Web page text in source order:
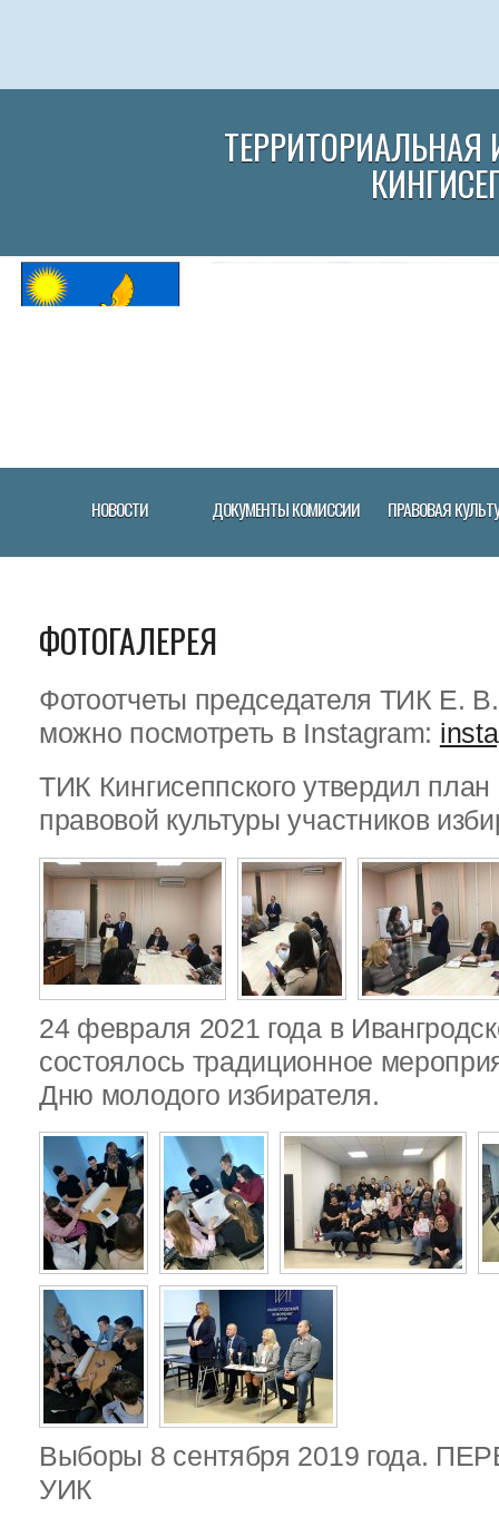
НОВОСТИ ДОКУМЕНТЫ КОМИССИИ ПРАВОВАЯ
ФОТОГАЛЕРЕЯ
Фотоотчеты председателя ТИК Е.
можно посмотреть в Instagram:
ТИК Кингисеппского утвердил
правовой культуры участников
24 февраля 2021 года в
состоялось традиционное
Дню молодого избирателя.
Выборы 8 сентября 2019 года.
УИК